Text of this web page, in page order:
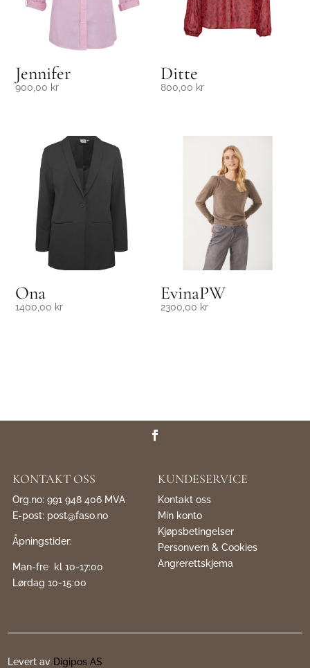
Jennifer
900,00 kr
Ditte
800,00 kr
Ona
1400,00 kr
EvinaPW
2300,00 kr
KONTAKT OSS
Org.no: 991 948 406 MVA
E-post: post@faso.no
Åpningstider:
Man-fre kl 10-17:00
Lørdag 10-15:00
KUNDESERVICE
Kontakt oss
Min konto
Kjøpsbetingelser
Personvern & Cookies
Angrerettskjema
Levert av Digipos AS